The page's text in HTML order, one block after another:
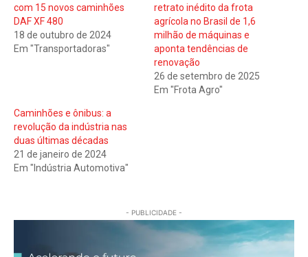
com 15 novos caminhões
DAF XF 480
18 de outubro de 2024
Em "Transportadoras"
retrato inédito da frota
agrícola no Brasil de 1,6
milhão de máquinas e
aponta tendências de
renovação
26 de setembro de 2025
Em "Frota Agro"
Caminhões e ônibus: a
revolução da indústria nas
duas últimas décadas
21 de janeiro de 2024
Em "Indústria Automotiva"
- PUBLICIDADE -